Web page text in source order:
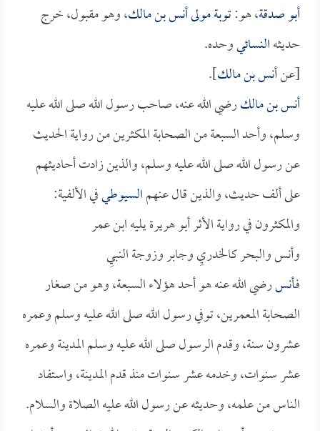
أبو صدقة، هو:توبة مولى أنس بن مالك، وهو مقبول، خرج
حديثهالنسائيوحده.
[عنأنس بن مالك].
أنس بن مالكرضي الله عنه، صاحب رسول الله صلى الله عليه
وسلم، وأحد السبعة من الصحابة المكثرين من رواية الحديث
عن رسول الله صلى الله عليه وسلم، والذين زادت أحاديثهم
على ألف حديث، والذين قال عنهمالسيوطيفي الألفية:
والمكثرون في رواية الأثر أبو هريرة يليه ابن عمر
وأنس والبحر كالخدريِ وجابر وزوجة النبيِ
فـأنسرضي الله عنه هو أحد هؤلاء السبعة، وهو من صغار
الصحابة المعمرين، توفي رسول الله صلى الله عليه وسلم وعمره
عشرون سنة، وقدم الرسول صلى الله عليه وسلم المدينة وعمره
عشر سنوات، وخدمه عشر سنوات منذ قدم المدينة، واستفاد
الناس من علمه، وحديثه عن رسول الله عليه الصلاة والسلام.